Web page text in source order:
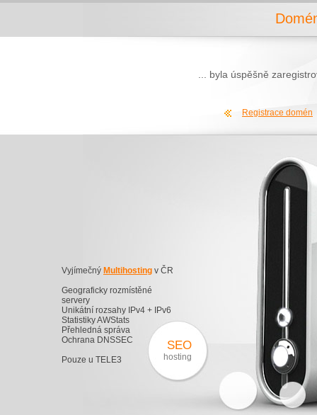
... byla úspěšně
Registrace domén
Vyjímečný Multihosting v ČR
Geograficky rozmístěné
servery
Unikátní rozsahy IPv4 + IPv6
Statistiky AWStats
Přehledná správa
Ochrana DNSSEC
Pouze u TELE3
SEO
hosting